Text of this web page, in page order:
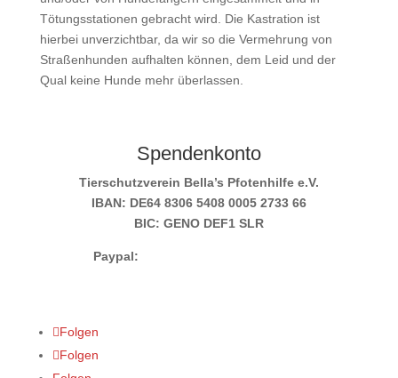
Tötungsstationen gebracht wird. Die Kastration ist
hierbei unverzichtbar, da wir so die Vermehrung von
Straßenhunden aufhalten können, dem Leid und der
Qual keine Hunde mehr überlassen.
Spendenkonto
Tierschutzverein Bella’s Pfotenhilfe e.V.
IBAN: DE64 8306 5408 0005 2733 66
BIC: GENO DEF1 SLR
Paypal:
Folgen
Folgen